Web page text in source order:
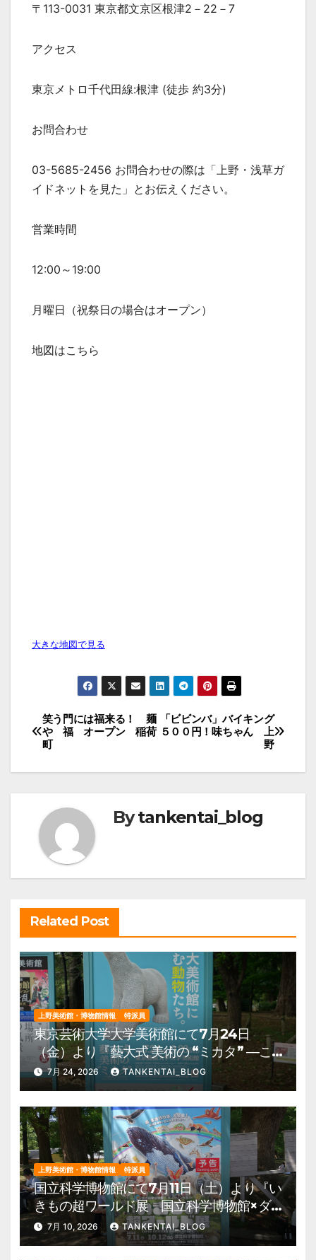
〒113-0031 東京都文京区根津2－22－7
アクセス
東京メトロ千代田線:根津 (徒歩 約3分)
お問合わせ
03-5685-2456 お問合わせの際は「上野・浅草ガ
イドネットを見た」とお伝えください。
営業時間
12:00～19:00
月曜日（祝祭日の場合はオープン）
地図はこちら
大きな地図で見る
投
稿
ー
シ
「ビビンバ」バイキング
５００円！味ちゃん 上
野
笑う門には福来る！ 麺
や 福 オープン 稲荷
町
Bytankentai_blog
Related Post
上野美術館・博物館情報 特派員
東京芸術大学大学美術館にて7月24日
（金）より『藝大式 美術の “ミカタ” ―こ
の夏、藝大生になる―』を開催。 上野公
園 美術館・博物館 混雑情報他
7月 24, 2026 TANKENTAI_BLOG
上野美術館・博物館情報 特派員
国立科学博物館にて7月11日（土）より『い
きもの超ワールド展 国立科学博物館×ダ
ーウィンが来た！』を開催。 上野公園
美術館・博物館 混雑情報他
7月 10, 2026 TANKENTAI_BLOG